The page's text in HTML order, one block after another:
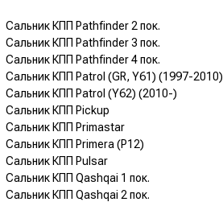
Сальник КПП Pathfinder 2 пок.
Сальник КПП Pathfinder 3 пок.
Сальник КПП Pathfinder 4 пок.
Сальник КПП Patrol (GR, Y61) (1997-2010)
Сальник КПП Patrol (Y62) (2010-)
Сальник КПП Pickup
Сальник КПП Primastar
Сальник КПП Primera (P12)
Сальник КПП Pulsar
Сальник КПП Qashqai 1 пок.
Сальник КПП Qashqai 2 пок.